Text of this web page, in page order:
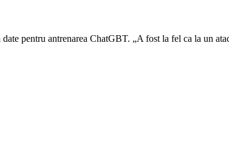
pentru antrenarea ChatGBT. „A fost la fel ca la un